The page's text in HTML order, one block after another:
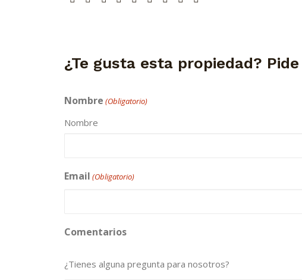
¿Te gusta esta propiedad?
Nombre (Obligatorio)
Nombre
Email (Obligatorio)
Comentarios
¿Tienes alguna pregunta para nosotros?